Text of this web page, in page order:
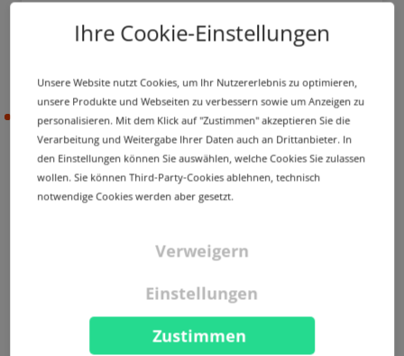
14.07.2021
PRODUCT UPDATE IMPROVEMENT
Neue Portfolio-Funktionen
Ihre Cookie-Einstellungen
Unsere Website nutzt Cookies, um Ihr Nutzererlebnis zu optimieren,
unsere Produkte und Webseiten zu verbessern sowie um Anzeigen zu
personalisieren. Mit dem Klick auf "Zustimmen" akzeptieren Sie die
Verarbeitung und Weitergabe Ihrer Daten auch an Drittanbieter. In
den Einstellungen können Sie auswählen, welche Cookies Sie zulassen
wollen. Sie können Third-Party-Cookies ablehnen, technisch
notwendige Cookies werden aber gesetzt.
Zustimmen
Verweigern
Einstellungen